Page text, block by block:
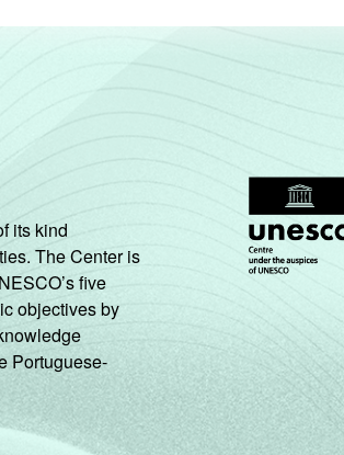
Respostas múltiplas e estimuladas.
its kind
The Center is
five
objectives by
Portuguese-